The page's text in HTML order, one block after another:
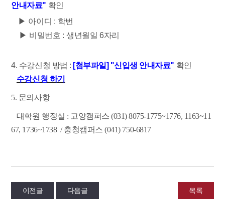
안내자료" 확인
▶ 아이디 : 학번
▶ 비밀번호 : 생년월일 6자리
4. 수강신청 방법 : [첨부파일] "신입생 안내자료" 확인
수강신청 하기
5. 문의사항
대학원 행정실 : 고양캠퍼스 (031) 8075-1775~1776, 1163~11
67, 1736~1738 / 충청캠퍼스 (041) 750-6817
이전글 다음글 목록